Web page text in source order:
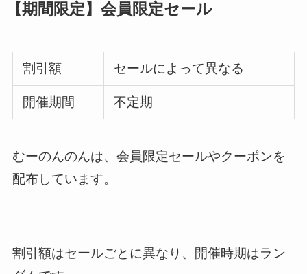
【期間限定】会員限定セール
割引額 セールによって異なる
開催期間 不定期
むーのんのんは、会員限定セールやクーポンを
配布しています。
割引額はセールごとに異なり、開催時期はラン